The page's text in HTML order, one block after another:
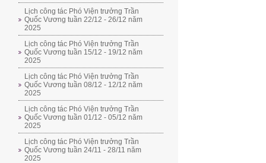
Lịch công tác Phó Viện trưởng Trần
Quốc Vương tuần 22/12 - 26/12 năm
2025
Lịch công tác Phó Viện trưởng Trần
Quốc Vương tuần 15/12 - 19/12 năm
2025
Lịch công tác Phó Viện trưởng Trần
Quốc Vương tuần 08/12 - 12/12 năm
2025
Lịch công tác Phó Viện trưởng Trần
Quốc Vương tuần 01/12 - 05/12 năm
2025
Lịch công tác Phó Viện trưởng Trần
Quốc Vương tuần 24/11 - 28/11 năm
2025